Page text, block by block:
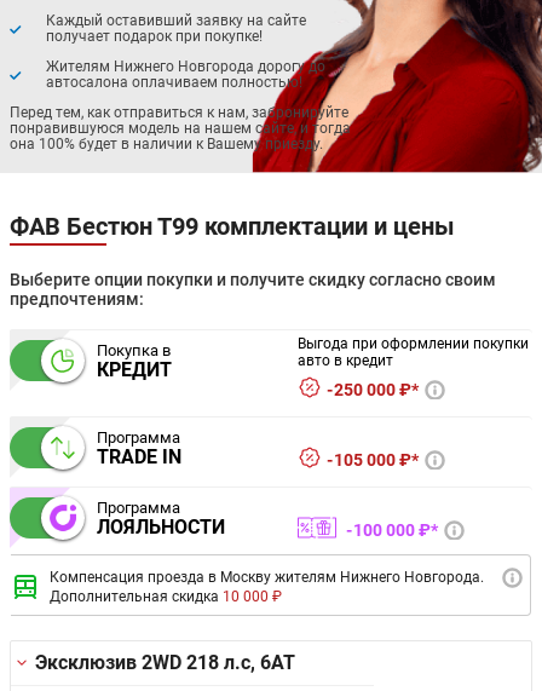
Каждый оставивший заявку на сайте
получает подарок при покупке!
Жителям Нижнего Новгорода дорогу до
автосалона оплачиваем полностью!
Перед тем, как отправиться к нам, забронируйте
понравившуюся модель на нашем сайте, и тогда
она 100% будет в наличии к Вашему приезду.
ФАВ Бестюн Т99 комплектации и цены
Выберите опции покупки и получите скидку согласно своим
предпочтениям:
Покупка в
КРЕДИТ
Выгода при оформлении покупки
авто в кредит
250 000 ₽*
Программа
TRADE IN 105 000 ₽*
Программа
ЛОЯЛЬНОСТИ 100 000 ₽*
Компенсация проезда в Москву жителям Нижнего Новгорода.
Дополнительная скидка 10 000 ₽
Эксклюзив 2WD 218 л.с, 6AT